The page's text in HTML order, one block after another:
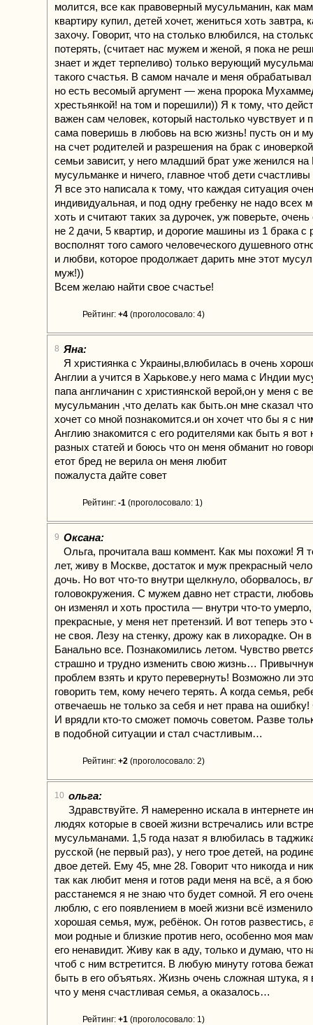
молится, все как правоверный мусульманин, как
квартиру купил, детей хочет, жениться хоть завтра,
захочу. Говорит, что на столько влюбился, на
потерять, (считает нас мужем и женой, я пока не
знает и ждет терпеливо) только верующий
такого счастья. В самом начале и меня
но есть весомый аргумент — жена пророка
хрестьянкой! на том и порешили)) Я к тому, что
важен сам человек, который настолько чувствует и
сама поверишь в любовь на всю жизнь! пусть он и
на счет родителей и разрешения на брак с
семьи зависит, у него младший брат уже женился на
мусульманке и ничего, главное чтоб дети
Я все это написала к тому, что каждая ситуация
индивидуальная, и под одну гребенку не надо всех
хоть и считают таких за дурочек, уж поверьте,
не 2 дачи, 5 квартир, и дорогие машины из 1 брака с
восполнят того самого человеческого душевного
и любви, которое продолжает дарить мне этот
муж!))
Всем желаю найти свое счастье!
Рейтинг: +4 (проголосовало: 4)
8 Яна:
Я християнка с Украины,влюбилась в очень
Англии а учится в Харькове.у него мама с Индии
папа англичанин с християнской верой,он у меня с
мусульманин ,что делать как быть.он мне сказал
хочет со мной познакомится.и он хочет что бы я с
Англию знакомится с его родителями как быть я вот
разных статей и боюсь что он меня обманит но
етот бред не верила он меня любит
пожалуста дайте совет
Рейтинг: -1 (проголосовало: 1)
9 Оксана:
Ольга, прочитала ваш коммент. Как мы похожи! Я
лет, живу в Москве, достаток и муж прекрасный
дочь. Но вот что-то внутри щелкнуло, оборвалось,
головокружения. С мужем давно нет страсти,
он изменял и хоть простила — внутри что-то
прекрасные, у меня нет претензий. И вот теперь это
не своя. Лезу на стенку, дрожу как в лихорадке. Он
Банально все. Познакомились летом. Чувство
страшно и трудно изменить свою жизнь…
проблем взять и круто перевернуть! Возможно ли
говорить тем, кому нечего терять. А когда семья,
отвечаешь не только за себя и нет права на
И врядли кто-то сможет помочь советом. Разве
в подобной ситуации и стал счастливым…
Рейтинг: +2 (проголосовало: 2)
10 ольга:
Здравствуйте. Я намеренно искала в интернете
людях которые в своей жизни встречались или
мусульманами. 1,5 года назат я влюбилась в
русской (не первый раз), у него трое детей, на
двое детей. Ему 45, мне 28. Говорит что никогда и
так как любит меня и готов ради меня на всё, а я
расстанемся я не знаю что будет сомной. Я его
люблю, с его появлением в моей жизни всё
хорошая семья, муж, ребёнок. Он готов развестись,
мои родные и близкие против него, особенно моя
его ненавидит. Живу как в аду, только и думаю, что
чтоб с ним встретится. В любую минуту готова
быть в его объятьях. Жизнь очень сложная штука, я
что у меня счастливая семья, а оказалось…
Рейтинг: +1 (проголосовало: 1)